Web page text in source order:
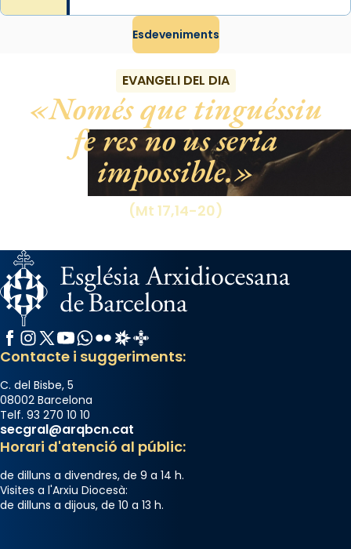
Esdeveniments
EVANGELI DEL DIA
Només que tinguéssiu
fe res no us seria
impossible.
(Mt 17,14-20)
Facebook
Instagram
X / Twitter
YouTube
WhatsApp
FlickrRadio Estel
Catalunya Cristiana
Contacte i suggeriments:
C. del Bisbe, 5
08002 Barcelona
Telf. 93 270 10 10
secgral@arqbcn.cat
Horari d'atenció al públic:
de dilluns a divendres, de 9 a 14 h.
Visites a l'Arxiu Diocesà:
de dilluns a dijous, de 10 a 13 h.